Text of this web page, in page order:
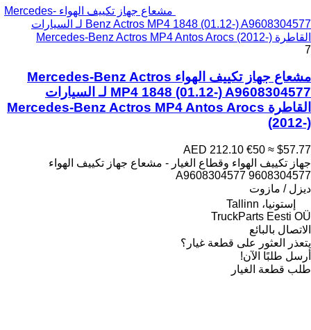
مشعاع جهاز تكييف الهواء Mercedes-
Benz Actros MP4 1848 (01.12-) A9608304577 لـ السيارات
القاطرة Mercedes-Benz Actros MP4 Antos Arocs (2012-)
7
مشعاع جهاز تكييف الهواء Mercedes-Benz Actros
MP4 1848 (01.12-) A9608304577 لـ السيارات
القاطرة Mercedes-Benz Actros MP4 Antos Arocs
(2012-)
AED 212.10 €50 ≈ $57.77
جهاز تكييف الهواء وقطاع الغيار - مشعاع جهاز تكييف الهواء
A9608304577 9608304577
ديزل / مازوت
إستونيا، Tallinn
TruckParts Eesti OÜ
الاتصال بالبائع
يتعذر العثور على قطعة غيار؟
أرسل طلبًا الآن!
طلب قطعة الغيار